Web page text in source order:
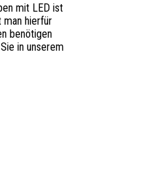
mit LED ist
man hierfür
benötigen
in unserem